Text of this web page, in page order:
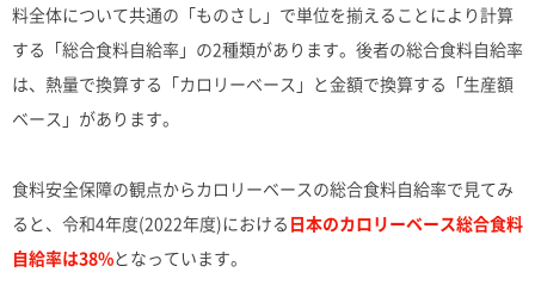
料全体について共通の「ものさし」で単位を揃えることにより計算
する「総合食料自給率」の2種類があります。後者の総合食料自給率
は、熱量で換算する「カロリーベース」と金額で換算する「生産額
ベース」があります。
食料安全保障の観点からカロリーベースの総合食料自給率で見てみ
ると、令和4年度(2022年度)における 日本のカロリーベース総合食料
自給率は38%となっています。